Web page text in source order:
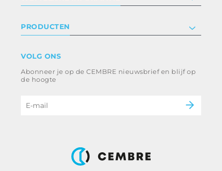
Certificeringen
Werken bij ons
Algemene voorwaarden
Klokkenluiden
Ethische code en anticorruptiebeleid
PRODUCTEN
Energie en nutsvoorzieningen
B2B Disclaimer
VOLG ONS
Abonneer je op de CEMBRE nieuwsbrief en blijf op
de hoogte